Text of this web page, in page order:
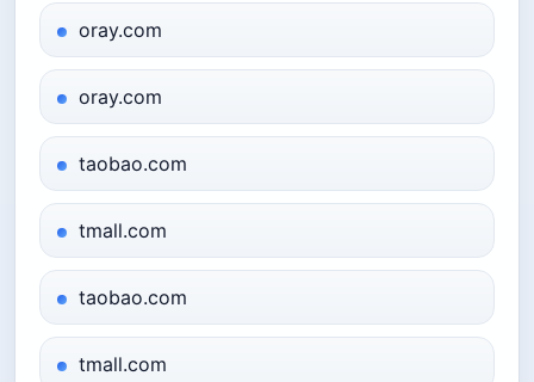
oray.com
oray.com
taobao.com
tmall.com
taobao.com
tmall.com